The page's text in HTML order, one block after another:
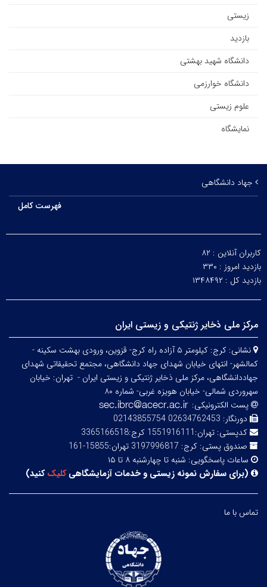
زیستی
بازدید
دانشگاه شهید بهشتی
دانشگاه خوارزمی
علوم زیستی
نمایشگاه
جهاد دانشگاهی
فهرست کامل
کاربران آنلاین : ۸۲
بازدید امروز : ۳۳۰
بازدید کل : ۱۳۴۸۴۹۲
مرکز ملی ذخایر ژنتیکی و زیستی ایران
نشانی:
کرج: کیلومتر ۵ آزاده راه کرج- قزوین، ورودی بهشت سکینه -
کمالشهر- انتهای خیابان شهدای جهاد دانشگاهی، مجتمع تحقیقاتی شهدای
جهاددانشگاهی، مرکز ملی ذخایر ژنتیکی و زیستی ایران - تهران: خیابان
سهروردی شمالی- خیابان هویزه غربی- شماره ۸۰
پست الکترونیکی:
دورنگار: 02634762453 02143855754
کدپستی: تهران:1551916111 کرج:3365166518
صندوق پستی: کرج: 3197996817 تهران:15855-161
ساعات پاسخگویی: شنبه تا چهارشنبه ۸ تا ۱۵
(برای سفارش نمونه زیستی و خدمات آزمایشگاهیکلیککنید)
تماس با ما